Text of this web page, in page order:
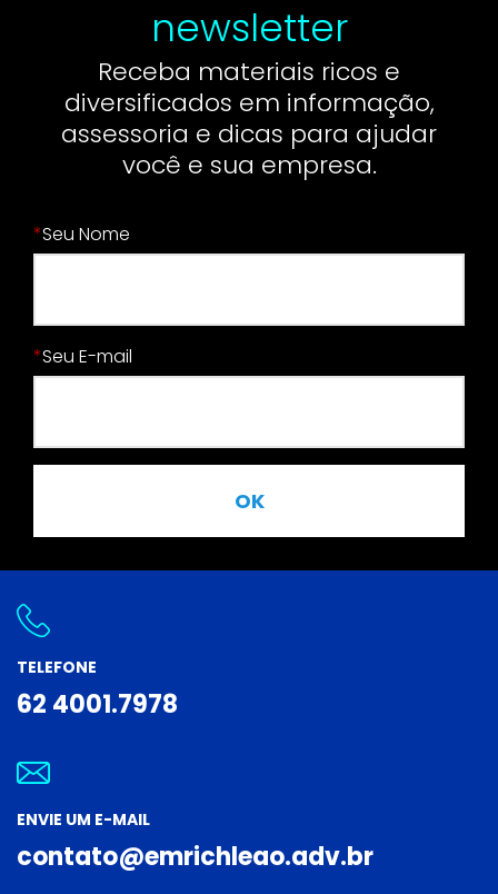
newsletter
Receba materiais ricos e
diversificados em informação,
assessoria e dicas para ajudar
você e sua empresa.
*Seu Nome
*Seu E-mail
OK
TELEFONE
62 4001.7978
ENVIE UM E-MAIL
contato@emrichleao.adv.br